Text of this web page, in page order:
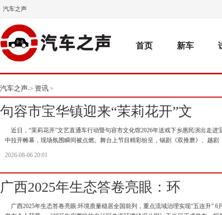
汽车之声
首页 新车
汽车之声-> 资讯 >
句容市宝华镇迎来“茉莉花开”文
近日，“茉莉花开”文艺直通车行动暨句容市文化馆2026年送戏下乡惠民演出走进
中拉开帷幕，现场氛围瞬间被点燃。舞台上节目精彩纷呈，锡剧《双推磨》、越剧
2026-08-06 20:01
广西2025年生态答卷亮眼：环
广西2025年生态答卷亮眼:环境质量稳居全国前列，重点流域治理实现“五连升” 6